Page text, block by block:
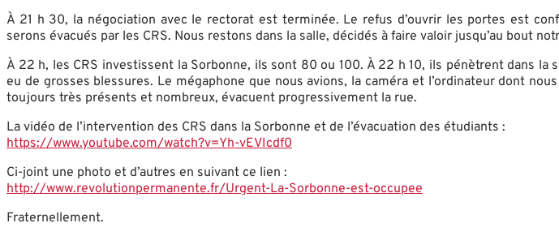
À 21 h 30, la négociation avec le rectorat est terminée. Le refus d’ouvrir les portes est
serons évacués par les CRS. Nous restons dans la salle, décidés à faire valoir jusqu’au bout
À 22 h, les CRS investissent la Sorbonne, ils sont 80 ou 100. À 22 h 10, ils pénètrent dans
eu de grosses blessures. Le mégaphone que nous avions, la caméra et l’ordinateur dont
toujours très présents et nombreux, évacuent progressivement la rue.
La vidéo de l’intervention des CRS dans la Sorbonne et de l’évacuation des étudiants :
https://www.youtube.com/watch?v=Yh-vEVIcdf0
Ci-joint une photo et d’autres en suivant ce lien :
http://www.revolutionpermanente.fr/Urgent-La-Sorbonne-est-occupee
Fraternellement.